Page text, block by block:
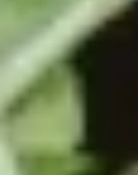
cremigen Pesto-Variante
Mango-Chili-Sauce
Unsere Saucen eignen
Pasta, Fleisch, Fisch oder
deinen Gerichten eine
Scharfes für die
Grillsaucen